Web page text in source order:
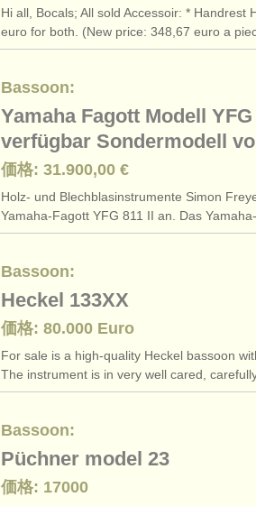
Hi all, Bocals; All sold Accessoir: * Handrest
euro for both. (New price: 348,67 euro a
Bassoon:
Yamaha Fagott Modell YFG
verfügbar Sondermodell
価格: 31.900,00 €
Holz- und Blechblasinstrumente Simon
Yamaha-Fagott YFG 811 II an. Das
Bassoon:
Heckel 133XX
価格: 80.000 Euro
For sale is a high-quality Heckel bassoon
The instrument is in very well cared,
Bassoon:
Püchner model 23
価格: 17000